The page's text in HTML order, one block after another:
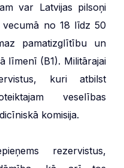
var Latvijas pilsoņi
vecumā no 18 līdz 50
pamatizglītību un
līmenī (B1). Militārajai
kuri atbilst
veselības
komisija.
rezervistus,